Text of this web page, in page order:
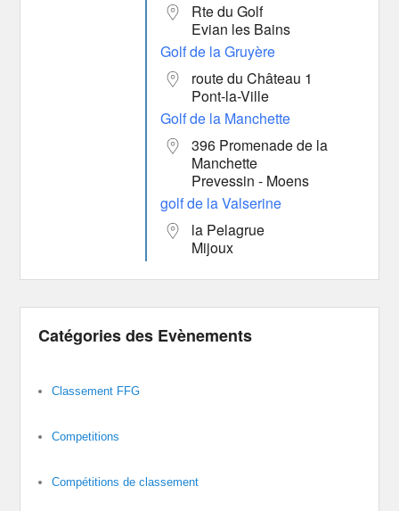
Rte du Golf
Evian les Bains
Golf de la Gruyère
route du Château 1
Pont-la-Ville
Golf de la Manchette
396 Promenade de la
Manchette
Prevessin - Moens
golf de la Valserine
la Pelagrue
Mijoux
Catégories des Evènements
Classement FFG
Competitions
Compétitions de classement